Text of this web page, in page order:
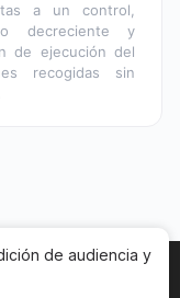
a un control,
decreciente y
de ejecución del
recogidas sin
de audiencia y